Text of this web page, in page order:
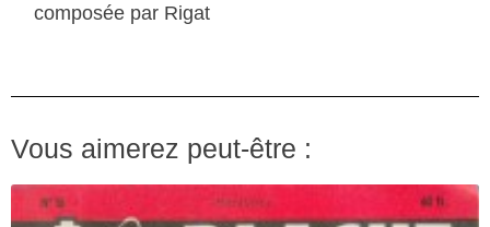
composée par Rigat
Vous aimerez peut-être :